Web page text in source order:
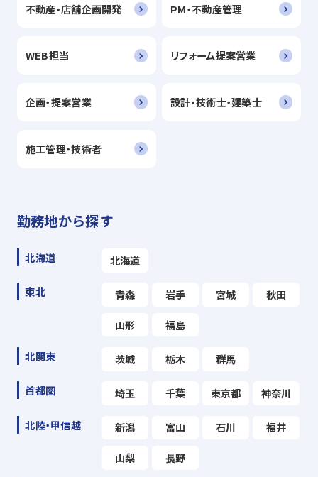
不動産・店舗企画開発 PM・不動産管理
WEB担当 リフォーム提案営業
企画・提案営業 設計・技術士・建築士
施工管理・技術者
勤務地から探す
北海道 北海道
東北 青森 岩手 宮城 秋田
山形 福島
北関東 茨城 栃木 群馬
首都圏 埼玉 千葉 東京都 神奈川
北陸・甲信越 新潟 富山 石川 福井
山梨 長野